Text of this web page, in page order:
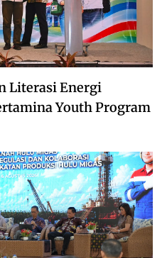
Literasi Energi
Youth Program